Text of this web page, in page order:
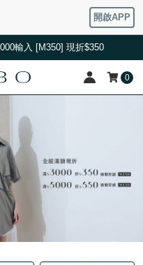
開啟APP
現折$350
0